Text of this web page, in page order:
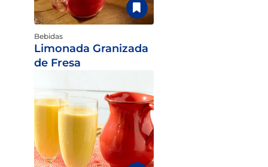
Bebidas
Limonada Granizada
de Fresa